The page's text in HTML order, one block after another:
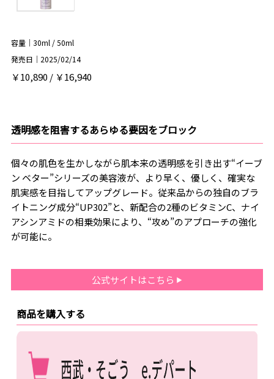
容量｜30ml / 50ml
発売日｜2025/02/14
￥10,890 / ￥16,940
透明感を阻害するあらゆる要因をブロック
個々の肌色を生かしながら肌本来の透明感を引き出す“イーブ
ン ベター”シリーズの美容液が、より早く、優しく、確実な
肌実感を目指してアップグレード。従来品からの独自のブラ
イトニング成分“UP302”と、新配合の2種のビタミンC、ナイ
アシンアミドの相乗効果により、“攻め”のアプローチの強化
が可能に。
公式サイトはこちら
商品を購入する